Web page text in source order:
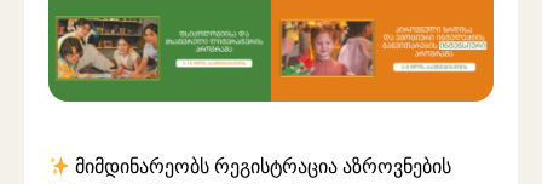
მიმდინარეობს რეგისტრაცია აზროვნების